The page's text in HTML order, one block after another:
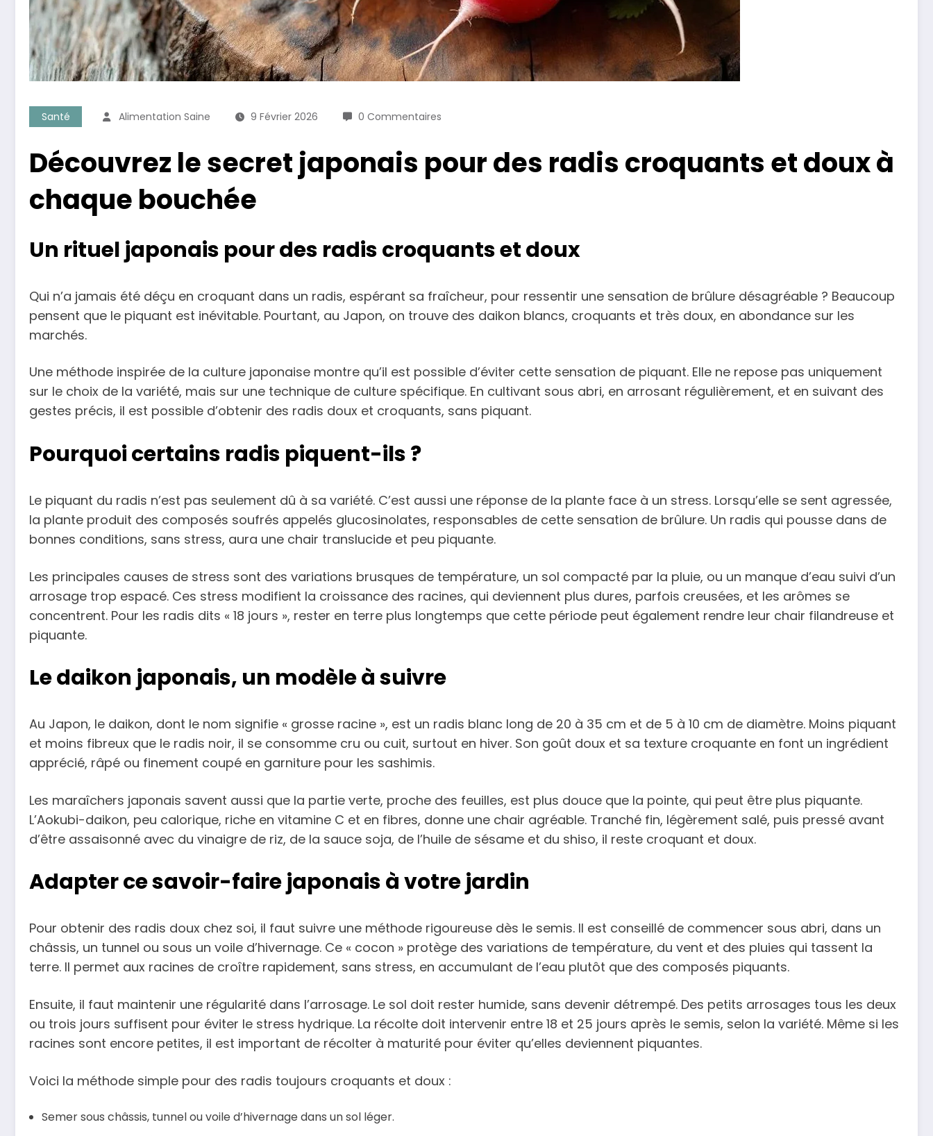
Santé Alimentation Saine 9 Février 2026 0 Commentaires
Découvrez le secret japonais pour des radis croquants et doux à
chaque bouchée
Un rituel japonais pour des radis croquants et doux
Qui n’a jamais été déçu en croquant dans un radis, espérant sa fraîcheur, pour ressentir une sensation de brûlure désagréable ? Beaucoup
pensent que le piquant est inévitable. Pourtant, au Japon, on trouve des daikon blancs, croquants et très doux, en abondance sur les
marchés.
Une méthode inspirée de la culture japonaise montre qu’il est possible d’éviter cette sensation de piquant. Elle ne repose pas uniquement
sur le choix de la variété, mais sur une technique de culture spécifique. En cultivant sous abri, en arrosant régulièrement, et en suivant des
gestes précis, il est possible d’obtenir des radis doux et croquants, sans piquant.
Pourquoi certains radis piquent-ils ?
Le piquant du radis n’est pas seulement dû à sa variété. C’est aussi une réponse de la plante face à un stress. Lorsqu’elle se sent agressée,
la plante produit des composés soufrés appelés glucosinolates, responsables de cette sensation de brûlure. Un radis qui pousse dans de
bonnes conditions, sans stress, aura une chair translucide et peu piquante.
Les principales causes de stress sont des variations brusques de température, un sol compacté par la pluie, ou un manque d’eau suivi d’un
arrosage trop espacé. Ces stress modifient la croissance des racines, qui deviennent plus dures, parfois creusées, et les arômes se
concentrent. Pour les radis dits « 18 jours », rester en terre plus longtemps que cette période peut également rendre leur chair filandreuse et
piquante.
Le daikon japonais, un modèle à suivre
Au Japon, le daikon, dont le nom signifie « grosse racine », est un radis blanc long de 20 à 35 cm et de 5 à 10 cm de diamètre. Moins piquant
et moins fibreux que le radis noir, il se consomme cru ou cuit, surtout en hiver. Son goût doux et sa texture croquante en font un ingrédient
apprécié, râpé ou finement coupé en garniture pour les sashimis.
Les maraîchers japonais savent aussi que la partie verte, proche des feuilles, est plus douce que la pointe, qui peut être plus piquante.
L’Aokubi-daikon, peu calorique, riche en vitamine C et en fibres, donne une chair agréable. Tranché fin, légèrement salé, puis pressé avant
d’être assaisonné avec du vinaigre de riz, de la sauce soja, de l’huile de sésame et du shiso, il reste croquant et doux.
Adapter ce savoir-faire japonais à votre jardin
Pour obtenir des radis doux chez soi, il faut suivre une méthode rigoureuse dès le semis. Il est conseillé de commencer sous abri, dans un
châssis, un tunnel ou sous un voile d’hivernage. Ce « cocon » protège des variations de température, du vent et des pluies qui tassent la
terre. Il permet aux racines de croître rapidement, sans stress, en accumulant de l’eau plutôt que des composés piquants.
Ensuite, il faut maintenir une régularité dans l’arrosage. Le sol doit rester humide, sans devenir détrempé. Des petits arrosages tous les deux
ou trois jours suffisent pour éviter le stress hydrique. La récolte doit intervenir entre 18 et 25 jours après le semis, selon la variété. Même si les
racines sont encore petites, il est important de récolter à maturité pour éviter qu’elles deviennent piquantes.
Voici la méthode simple pour des radis toujours croquants et doux :
Semer sous châssis, tunnel ou voile d’hivernage dans un sol léger.